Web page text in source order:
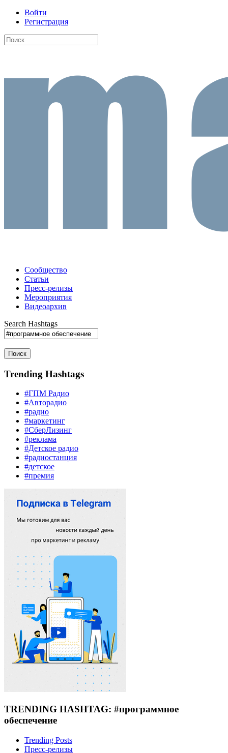
Войти
Регистрация
Сообщество
Статьи
Пресс-релизы
Мероприятия
Видеоархив
Search Hashtags
Поиск
Trending Hashtags
#ГПМ Радио
#Авторадио
#радио
#маркетинг
#СберЛизинг
#реклама
#Детское радио
#радиостанция
#детское
#премия
TRENDING HASHTAG: #программное
обеспечение
Trending Posts
Пресс-релизы